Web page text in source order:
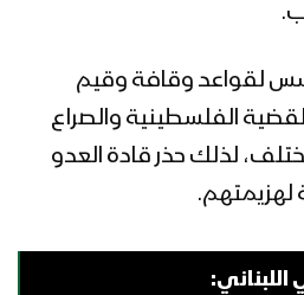
أسس لقواعد وقافة وقيم
الفلسطينية والصراع
لذلك حذر قادة العدو
لهزيمتهم.
اللبناني: